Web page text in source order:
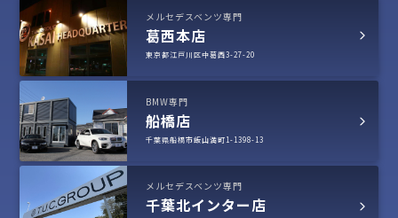
メルセデスベンツ専門
葛西本店
東京都江戸川区中葛西3-27-20
BMW専門
船橋店
千葉県船橋市飯山満町1-1398-13
メルセデスベンツ専門
千葉北インター店